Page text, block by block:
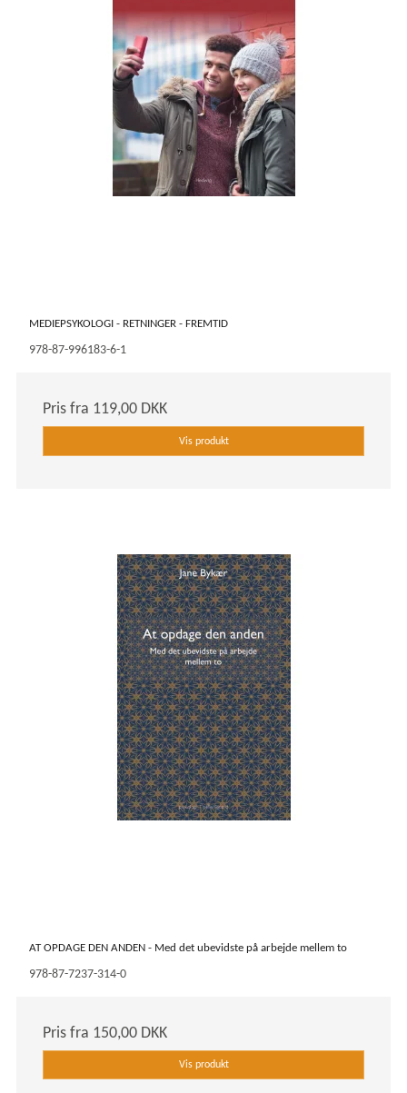
MEDIEPSYKOLOGI - RETNINGER - FREMTID
978-87-996183-6-1
Pris fra 119,00 DKK
Vis produkt
AT OPDAGE DEN ANDEN - Med det ubevidste på arbejde mellem to
978-87-7237-314-0
Pris fra 150,00 DKK
Vis produkt